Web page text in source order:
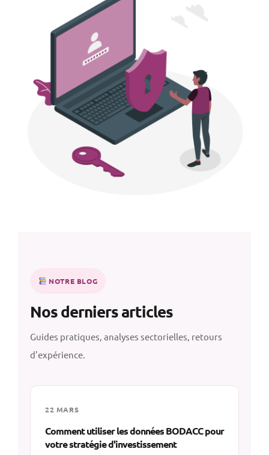
NOTRE BLOG
Nos derniers articles
Guides pratiques, analyses sectorielles, retours
d'expérience.
22 MARS
Comment utiliser les données BODACC pour
votre stratégie d'investissement